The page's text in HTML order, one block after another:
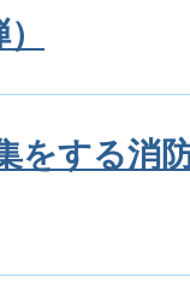
をする消